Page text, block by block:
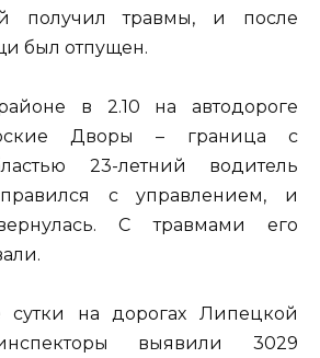
получил травмы, и после
был отпущен.
в 2.10 на автодороге
Дворы – граница с
23-летний водитель
с управлением, и
С травмами его
на дорогах Липецкой
выявили 3029